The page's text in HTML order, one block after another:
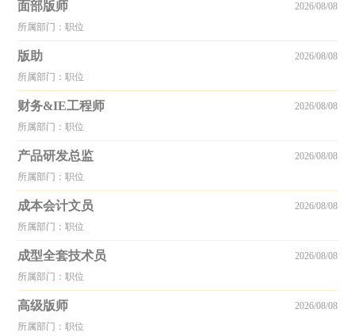
面部版师
所属部门：职位
2026/08/08
版助
所属部门：职位
2026/08/08
财务&IE工程师
所属部门：职位
2026/08/08
产品研发总监
所属部门：职位
2026/08/08
成本会计文员
所属部门：职位
2026/08/08
成型全套技术员
所属部门：职位
2026/08/08
高级版师
所属部门：职位
2026/08/08